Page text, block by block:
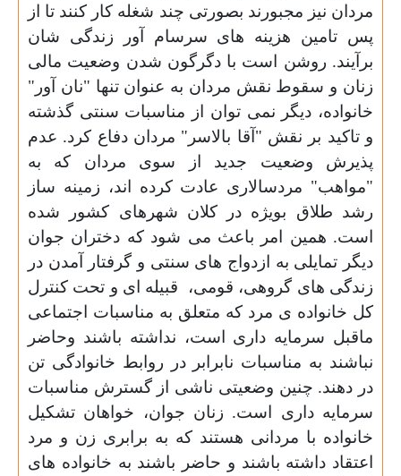
مردان نیز مجبورند بصورتی چند شغله کار کنند تا از
پس تامین هزینه های سرسام آور زندگی شان
برآیند. روشن است با دگرگون شدن وضعیت مالی
زنان و سقوط نقش مردان به عنوان تنها "نان آور"
خانواده، دیگر نمی توان از مناسبات سنتی گذشته
و تاکید بر نقش "آقا بالاسر" مردان دفاع کرد. عدم
پذیرش وضعیت جدید از سوی مردان که به
"مواهب" مردسالاری عادت کرده اند، زمینه ساز
رشد طلاق بویژه در کلان شهرهای کشور شده
است. همین امر باعث می شود که دختران جوان
دیگر تمایلی به ازدواج های سنتی و گرفتار آمدن در
زندگی های گروهی، قومی،
قبیله ای و تحت کنترل
کل خانواده ی مرد که متعلق به مناسبات اجتماعی
ماقبل سرمایه داری است، نداشته باشند وحاضر
نباشند به مناسبات نابرابر در روابط خانوادگی تن
در دهند. چنین وضعیتی ناشی از گسترش مناسبات
سرمایه داری است. زنان جوان، خواهان تشکیل
خانواده با مردانی هستند که به برابری زن و مرد
اعتقاد داشته باشند و حاضر باشند به خانواده های